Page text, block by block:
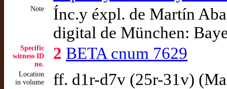
Note
Ínc.y éxpl. de Martín
digital de München:
Specific
witness ID
no.
2 BETA cnum 7629
Location
in volume
ff. d1r-d7v (25r-31v)